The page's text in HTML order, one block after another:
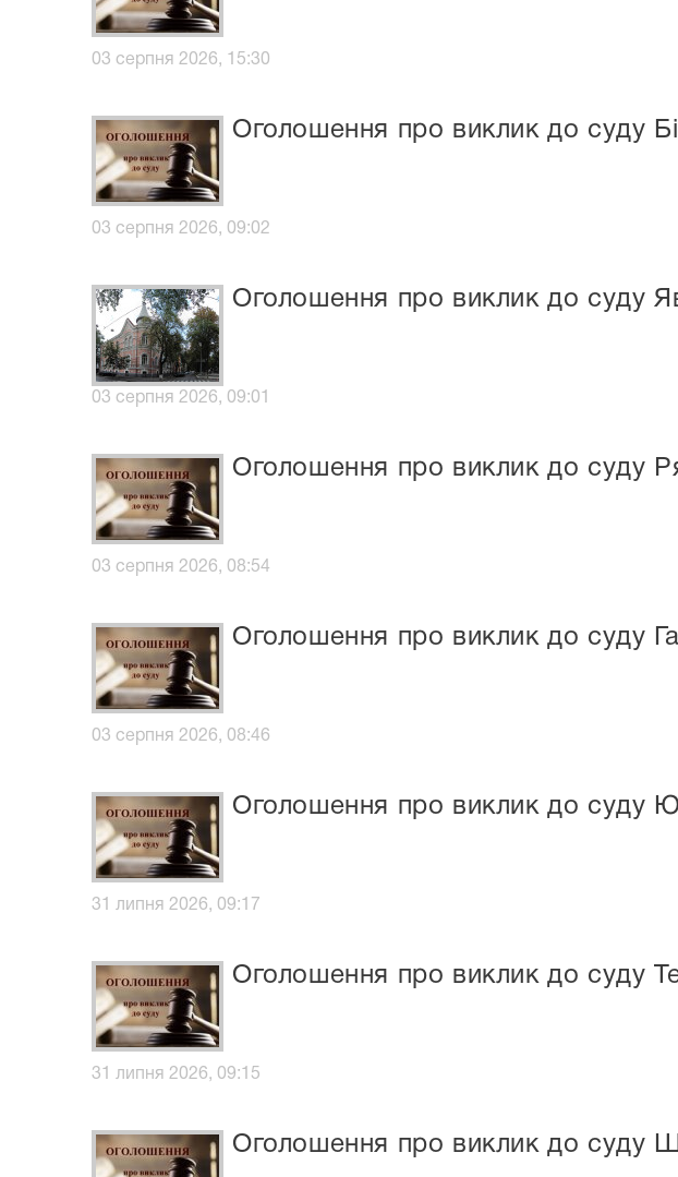
03 серпня 2026, 15:30
Оголошення про виклик до суду
03 серпня 2026, 09:02
Оголошення про виклик до суду
03 серпня 2026, 09:01
Оголошення про виклик до суду
03 серпня 2026, 08:54
Оголошення про виклик до суду
03 серпня 2026, 08:46
Оголошення про виклик до суду
31 липня 2026, 09:17
Оголошення про виклик до суду
31 липня 2026, 09:15
Оголошення про виклик до суду